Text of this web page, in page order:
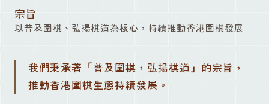
宗旨
以普及圍棋、弘揚棋道為核心，持續推動香港圍棋發展
我們秉承著「普及圍棋，弘揚棋道」的宗旨，
推動香港圍棋生態持續發展。